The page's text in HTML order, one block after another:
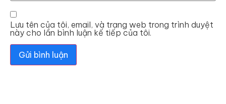
Lưu tên của tôi, email, và trang web trong trình duyệt
này cho lần bình luận kế tiếp của tôi.